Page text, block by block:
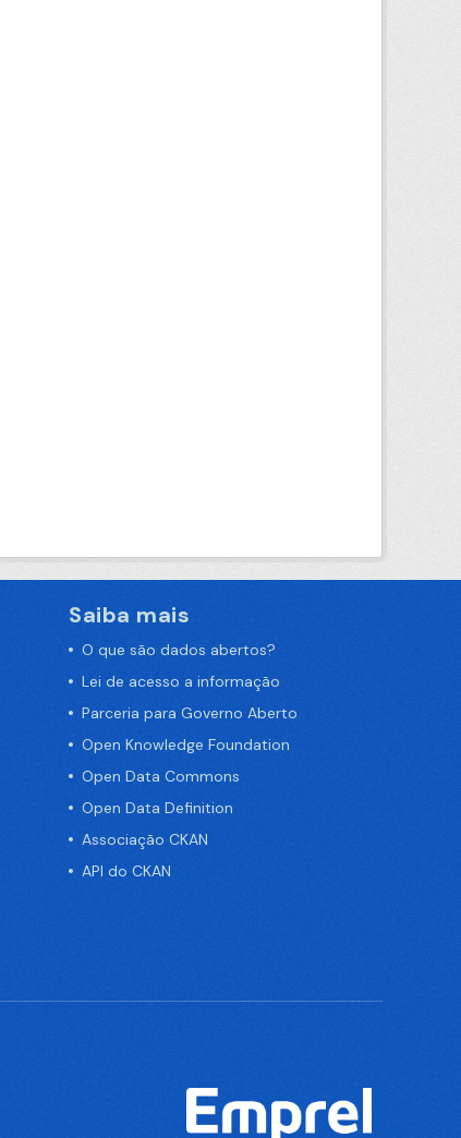
Saiba mais
O que são dados abertos?
Lei de acesso a informação
Parceria para Governo Aberto
Open Knowledge Foundation
Open Data Commons
Open Data Definition
Associação CKAN
API do CKAN